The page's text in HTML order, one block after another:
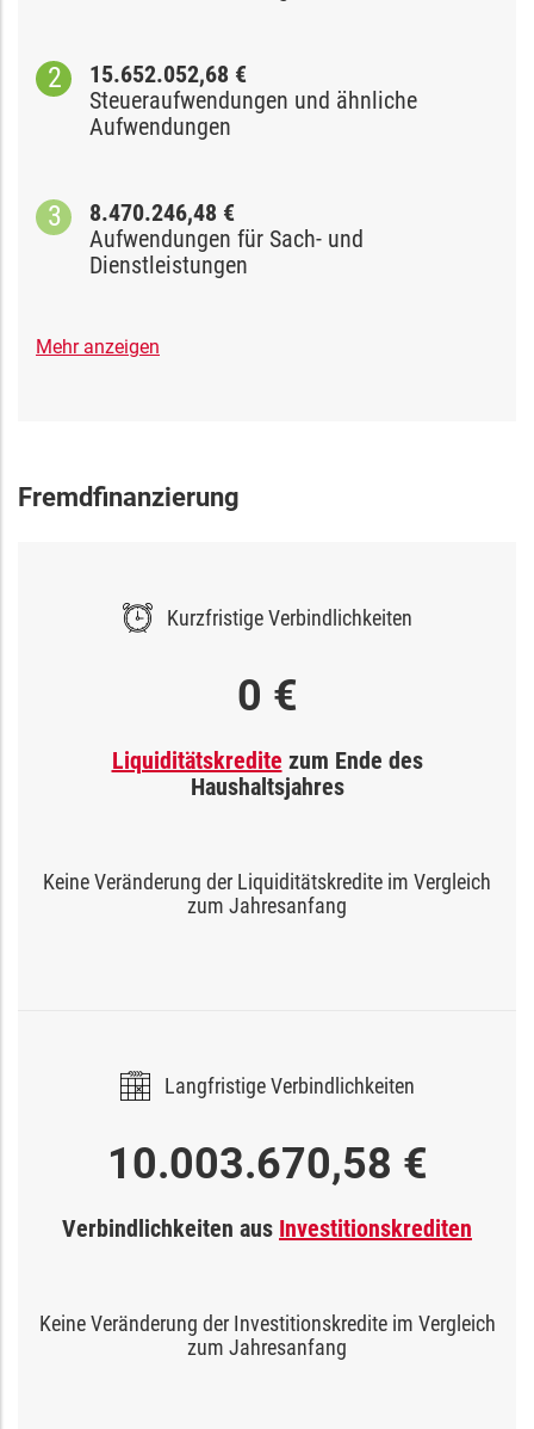
15.652.052,68 €
Steueraufwendungen und ähnliche
Aufwendungen
8.470.246,48 €
Aufwendungen für Sach- und
Dienstleistungen
Mehr anzeigen
Fremdfinanzierung
Kurzfristige Verbindlichkeiten
0 €
Liquiditätskredite zum Ende des
Haushaltsjahres
Keine Veränderung der Liquiditätskredite im Vergleich
zum Jahresanfang
Langfristige Verbindlichkeiten
10.003.670,58 €
Verbindlichkeiten aus Investitionskrediten
Keine Veränderung der Investitionskredite im Vergleich
zum Jahresanfang